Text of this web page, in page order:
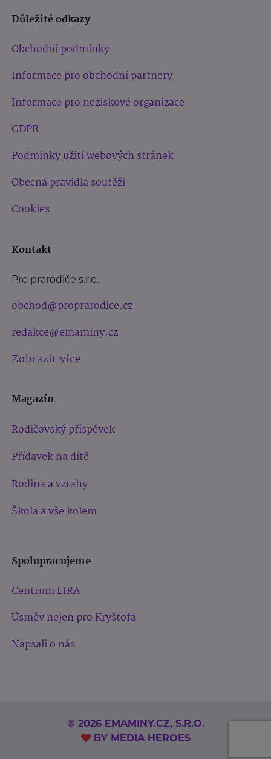
Důležité odkazy
Obchodní podmínky
Informace pro obchodní partnery
Informace pro neziskové organizace
GDPR
Podmínky užití webových stránek
Obecná pravidla soutěží
Cookies
Kontakt
Pro prarodiče s.r.o.
obchod@proprarodice.cz
redakce@emaminy.cz
Zobrazit více
Magazín
Rodičovský příspěvek
Přídavek na dítě
Rodina a vztahy
Škola a vše kolem
Spolupracujeme
Centrum LIRA
Úsměv nejen pro Kryštofa
Napsali o nás
© 2026 EMAMINY.CZ, S.R.O.
BY MEDIA HEROES